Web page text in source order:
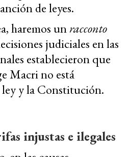
de leyes.
haremos unracconto
judiciales en las
establecieron que
Macri no está
y la Constitución.
injustas e ilegales